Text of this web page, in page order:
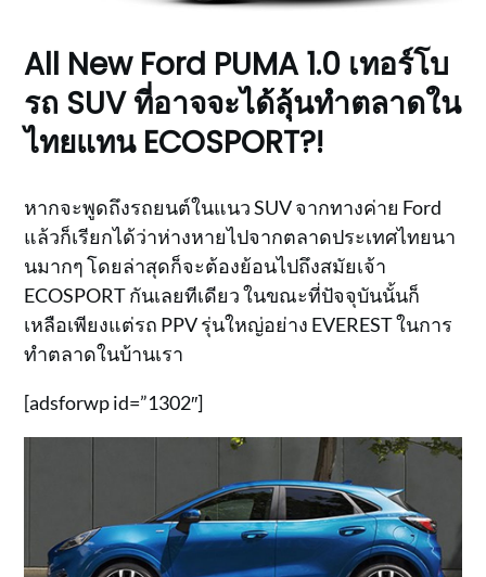
All New Ford PUMA 1.0 เทอร์โบ
รถ SUV ที่อาจจะได้ลุ้นทำตลาดใน
ไทยแทน ECOSPORT?!
หากจะพูดถึงรถยนต์ในแนว SUV จากทางค่าย Ford
แล้วก็เรียกได้ว่าห่างหายไปจากตลาดประเทศไทยนา
นมากๆ โดยล่าสุดก็จะต้องย้อนไปถึงสมัยเจ้า
ECOSPORT กันเลยทีเดียว ในขณะที่ปัจจุบันนั้นก็
เหลือเพียงแต่รถ PPV รุ่นใหญ่อย่าง EVEREST ในการ
ทำตลาดในบ้านเรา
[adsforwp id=”1302″]